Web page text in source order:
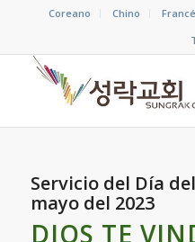
Coreano Chino
Servicio del Día
mayo del 2023
DIOS TE